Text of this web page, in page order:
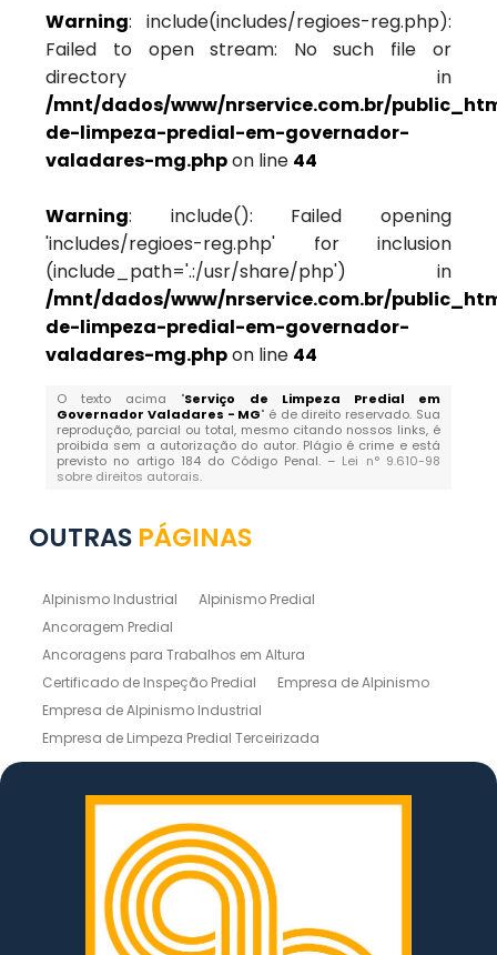
Warning: include(includes/regioes-reg.php):
Failed to open stream: No such file or
directory in
/mnt/dados/www/nrservice.com.br/
de-limpeza-predial-em-governador-
valadares-mg.phpon line 44
Warning: include(): Failed opening
'includes/regioes-reg.php' for inclusion
(include_path='.:/usr/share/php') in
/mnt/dados/www/nrservice.com.br/
de-limpeza-predial-em-governador-
valadares-mg.phpon line 44
O texto acima "Serviço de Limpeza Predial em
Governador Valadares - MG" é de direito reservado. Sua
reprodução, parcial ou total, mesmo citando nossos links, é
proibida sem a autorização do autor. Plágio é crime e está
previsto no artigo 184 do Código Penal. – Lei n° 9.610-98
sobre direitos autorais.
OUTRAS PÁGINAS
Alpinismo Industrial
Alpinismo Predial
Ancoragem Predial
Ancoragens para Trabalhos em Altura
Certificado de Inspeção Predial
Empresa de Alpinismo
Empresa de Alpinismo Industrial
Empresa de Limpeza Predial Terceirizada
Empresas de Limpeza de Fachadas
Inspeção de Estruturas
Inspeção Predial
Instalação de Linhas de Vida
Laudo de Inspeção Predial
Laudo Técnico de Inspeção Predial
Limpeza de Fachada em Altura
Limpeza de Fachada Predial
Limpeza de Silos